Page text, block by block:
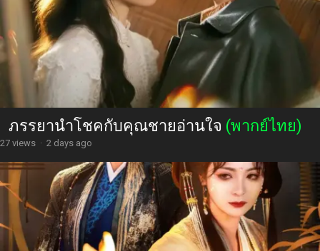
ภรรยานำโชคกับคุณชายอ่านใจ (พากย์ไทย)
27 views · 2 days ago